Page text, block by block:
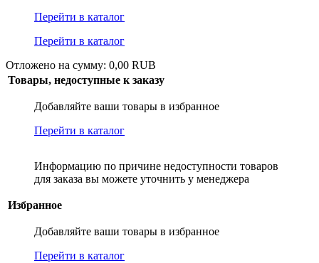
Перейти в каталог
Перейти в каталог
Отложено на сумму: 0,00 RUB
Товары, недоступные к заказу
Добавляйте ваши товары в избранное
Перейти в каталог
Информацию по причине недоступности товаров
для заказа вы можете уточнить у менеджера
Избранное
Добавляйте ваши товары в избранное
Перейти в каталог